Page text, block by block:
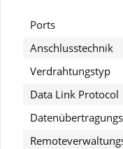
Ports
Anschlusstechnik
Verdrahtungstyp
Data Link Protocol